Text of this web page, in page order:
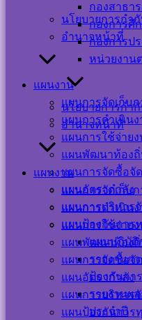
นโยบายการกำ
อำนาจหน้าที่
แผนงาน
แผนการจัดเก็บ
แผนการดำเนิน
แผนการใช้จ่าย
แผนพัฒนาท้อง
แผนการจัดซื้อจั
แผนอัตรากำลัง
แผนการบริหาร
แผนป้องกันการ
แผนปฏิบัติ
รายงานก
ป้องกันกา
รายงานผ
ประจำปี
กองสาธา
กองการศึ
กองการป
หน่วยงาน
นโยบายการกำ
อำนาจหน้าที่
แผนงาน
แผนการจัดเก็บ
แผนการดำเนิน
แผนการใช้จ่าย
แผนพัฒนาท้อง
แผนการจัดซื้อจั
แผนอัตรากำลัง
แผนการบริหาร
แผนป้องกันการ
22 พฤศจิกายน 202222 พ
เทศบาลตำบลปากพะยูน
ประชาสัมพันธ์
ประกาศเทศบาลตำบลปากพะยูนเรื่
Visitor Counter
Users Today : 21
Users This Month :
Users This Year :
Total Users : 39449
Who's Online : 0